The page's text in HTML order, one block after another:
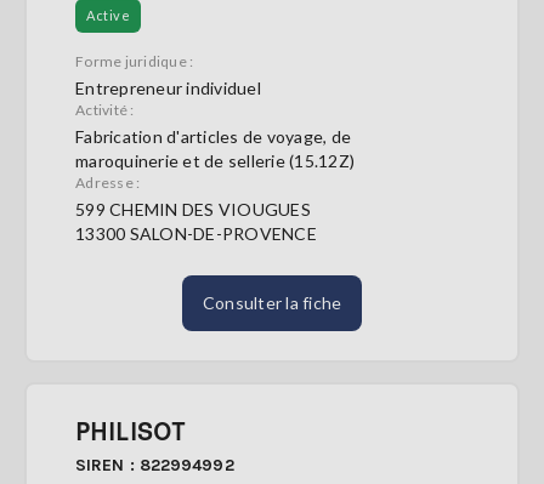
Active
Forme juridique :
Entrepreneur individuel
Activité :
Fabrication d'articles de voyage, de
maroquinerie et de sellerie (15.12Z)
Adresse :
599 CHEMIN DES VIOUGUES
13300 SALON-DE-PROVENCE
Consulter la fiche
PHILISOT
SIREN : 822994992